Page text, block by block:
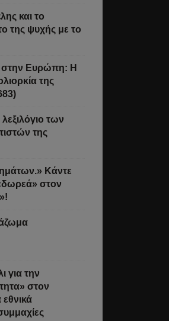
και το
της ψυχής με το
στην Ευρώπη: Η
της
των
της
Κάντε
στον
για την
στον